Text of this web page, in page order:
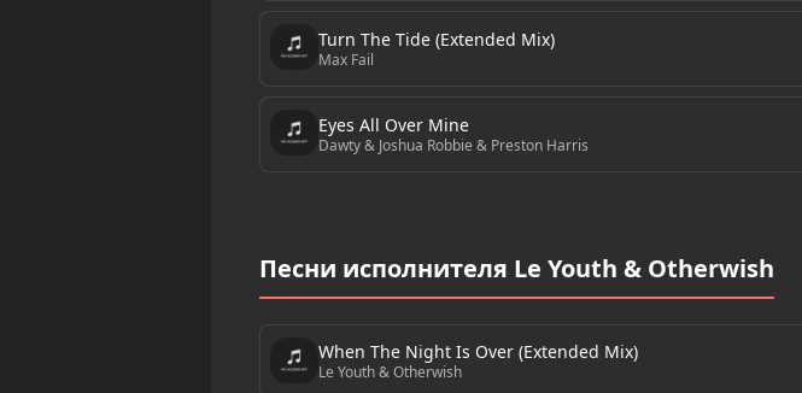
Turn The Tide (Extended Mix)
Max Fail
Eyes All Over Mine
Dawty & Joshua Robbie & Preston Harris
Песни исполнителя Le Youth & Otherwish
When The Night Is Over (Extended Mix)
Le Youth & Otherwish